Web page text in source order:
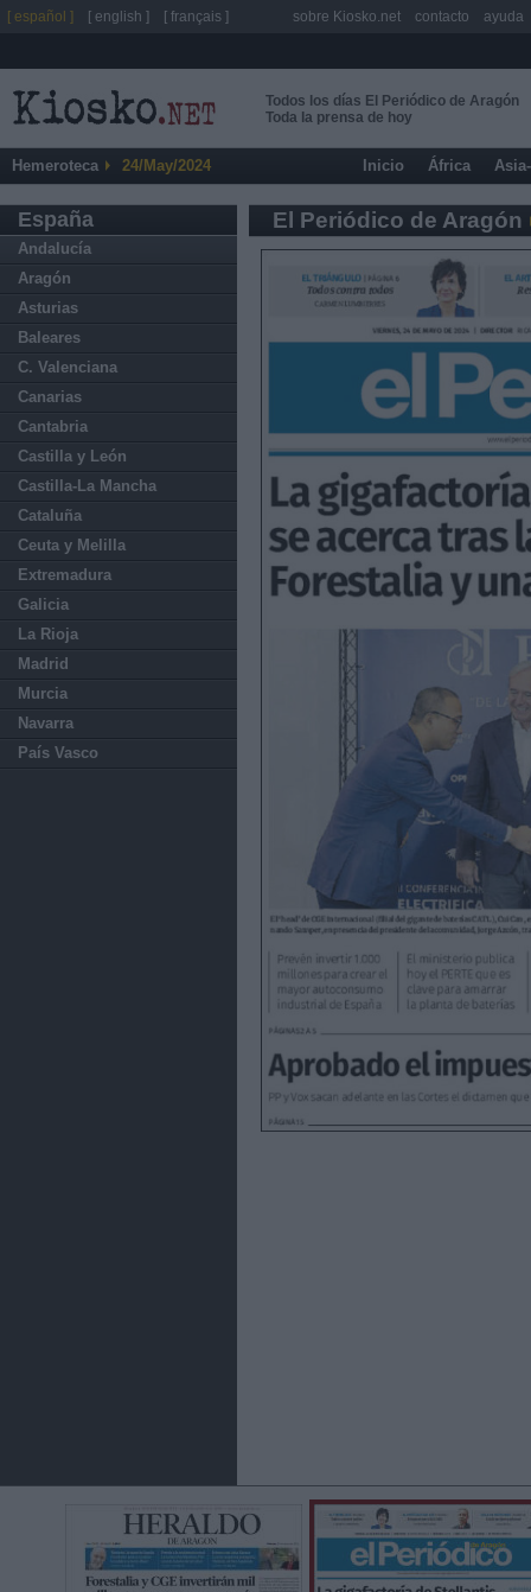
Todos los días El Periódico de Aragón
Toda la prensa de hoy
Hemeroteca 24/May/2024 Inicio África
España
Andalucía
Aragón
Asturias
Baleares
C. Valenciana
Canarias
Cantabria
Castilla y León
Castilla-La Mancha
Cataluña
Ceuta y Melilla
Extremadura
Galicia
La Rioja
Madrid
Murcia
Navarra
País Vasco
El Periódico de Aragón
[ español ] [ english ] [ français ] sobre Kiosko.net contacto ayuda